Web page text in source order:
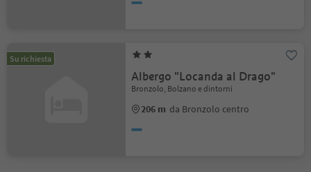
Su richiesta
Albergo "Locanda al Drago"
Bronzolo, Bolzano e dintorni
206 m da Bronzolo centro